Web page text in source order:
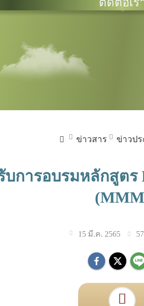
ข่าวสาร ข่าวป
การอบรมหลักสูตร
15 มี.ค. 2565